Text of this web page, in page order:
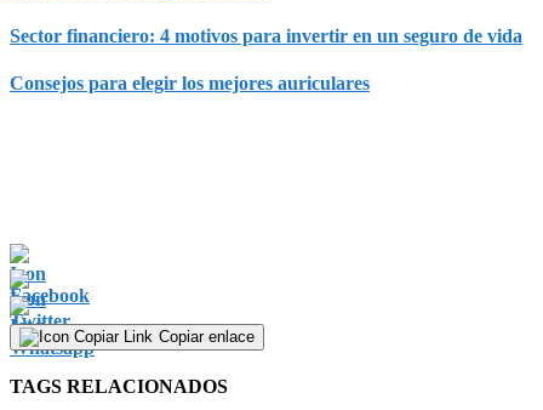
Sector financiero: 4 motivos para invertir en un seguro de vida
Consejos para elegir los mejores auriculares
Copiar enlace
TAGS RELACIONADOS